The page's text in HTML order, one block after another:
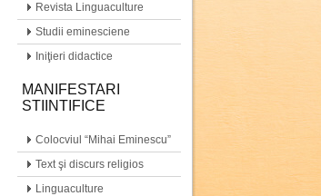
Revista Linguaculture
Studii eminesciene
Iniţieri didactice
MANIFESTARI
STIINTIFICE
Colocviul “Mihai Eminescu”
Text şi discurs religios
Linguaculture